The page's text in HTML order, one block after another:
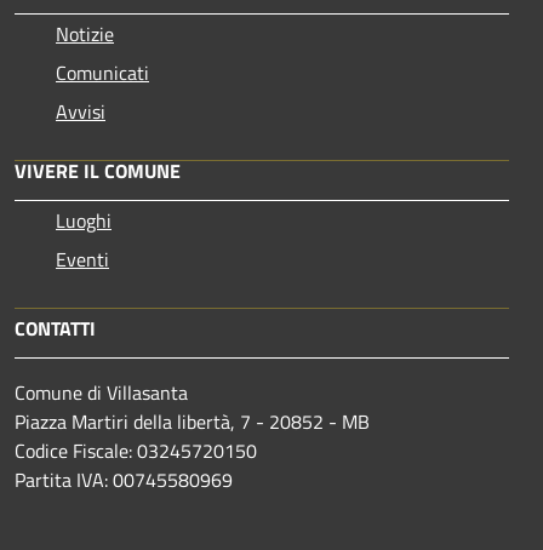
Notizie
Comunicati
Avvisi
VIVERE IL COMUNE
Luoghi
Eventi
CONTATTI
Comune di Villasanta
Piazza Martiri della libertà, 7 - 20852 - MB
Codice Fiscale: 03245720150
Partita IVA: 00745580969